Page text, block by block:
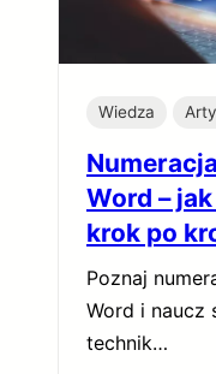
Wiedza
Word –
krok po
Poznaj
Word i naucz
technik…